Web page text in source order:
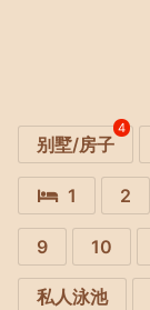
别墅/房子
4
1 2
9 10
私人泳池